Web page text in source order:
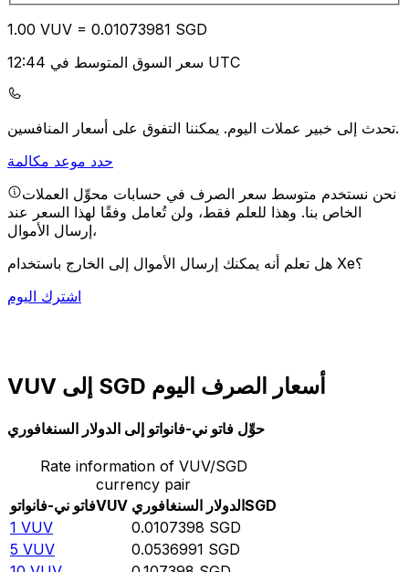
1.00 VUV = 0.01073981 SGD
سعر السوق المتوسط في 12:44 UTC
تحدث إلى خبير عملات اليوم.يمكننا التفوق على أسعار المنافسين.
حدد موعد مكالمة
نحن نستخدم متوسط سعر الصرف في حسابات محوِّل العملات
الخاص بنا. وهذا للعلم فقط، ولن تُعامل وفقًا لهذا السعر عند
إرسال الأموال،
هل تعلم أنه يمكنك إرسال الأموال إلى الخارج باستخدام Xe؟
اشترك اليوم
VUV إلى SGD أسعار الصرف اليوم
حوِّل فاتو ني-فانواتو إلى الدولار السنغافوري
Rate information of VUV/SGD
currency pair
فاتو ني-فانواتوVUV الدولار السنغافوريSGD
1 VUV 0.0107398 SGD
5 VUV 0.0536991 SGD